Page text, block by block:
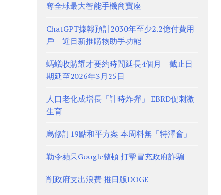
奪全球最大智能手機商寶座
ChatGPT據報預計2030年至少2.2億付費用
戶 近日新推購物助手功能
螞蟻收購耀才要約時間延長4個月 截止日
期延至2026年3月25日
人口老化成增長「計時炸彈」 EBRD促刺激
生育
烏修訂19點和平方案 本周料無「特澤會」
勒令蘋果Google整頓 打擊冒充政府詐騙
削政府支出浪費 推日版DOGE